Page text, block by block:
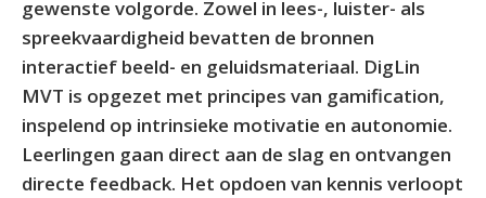
gewenste volgorde. Zowel in lees-, luister- als
spreekvaardigheid bevatten de bronnen
interactief beeld- en geluidsmateriaal. DigLin
MVT is opgezet met principes van gamification,
inspelend op intrinsieke motivatie en autonomie.
Leerlingen gaan direct aan de slag en ontvangen
directe feedback. Het opdoen van kennis verloopt